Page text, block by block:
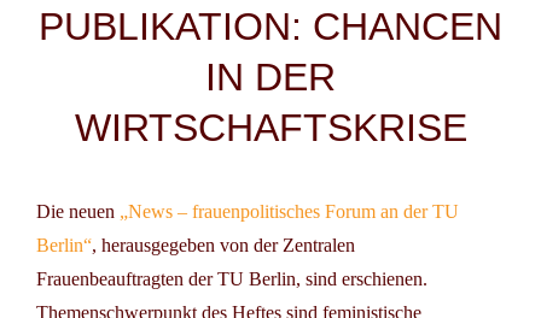
PUBLIKATION: CHANCEN
IN DER
WIRTSCHAFTSKRISE
Die neuen „News – frauenpolitisches Forum an der TU
Berlin“, herausgegeben von der Zentralen
Frauenbeauftragten der TU Berlin, sind erschienen.
Themenschwerpunkt des Heftes sind feministische
Beitragsnavigation